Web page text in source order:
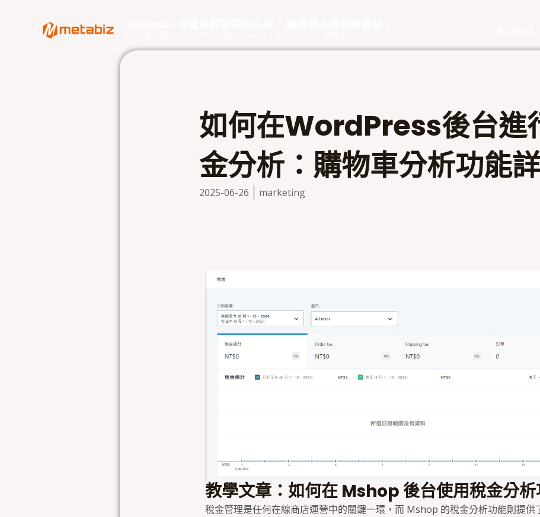
如何在WordPress後台進
金分析：購物車分析功能
2025-06-26 marketing
教學文章：如何在 Mshop 後台使用稅金分
稅金管理是任何在線商店運營中的關鍵一環，而 Mshop 的稅金分析功能則提供